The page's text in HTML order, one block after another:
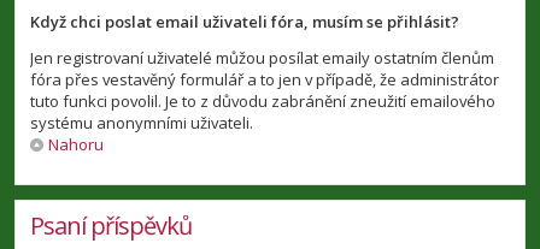
Když chci poslat email uživateli fóra, musím se přihlásit?
Jen registrovaní uživatelé můžou posílat emaily ostatním členům
fóra přes vestavěný formulář a to jen v případě, že administrátor
tuto funkci povolil. Je to z důvodu zabránění zneužití emailového
systému anonymními uživateli.
Nahoru
Psaní příspěvků